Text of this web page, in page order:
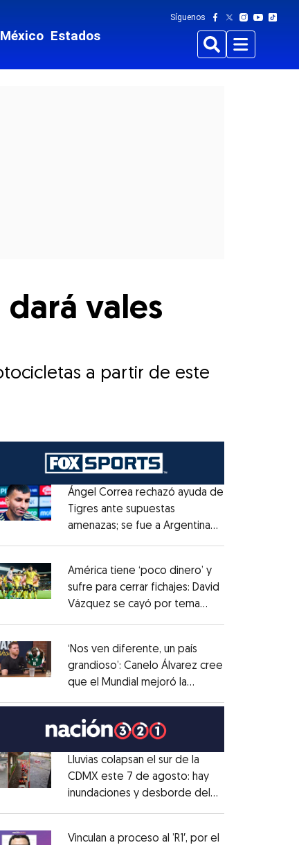
Estados
Síguenos
BuscarMenu
vales
a partir de este
in new window
Ángel Correa rechazó ayuda de
Tigres ante supuestas
amenazas; se fue a Argentina
in new window
América tiene ‘poco dinero’ y
sufre para cerrar fichajes: David
Vázquez se cayó por tema
in new window
‘Nos ven diferente, un país
grandioso’: Canelo Álvarez cree
que el Mundial mejoró la
in new window
Lluvias colapsan el sur de la
CDMX este 7 de agosto: hay
inundaciones y desborde del
Vinculan a proceso al ’R1′, por el